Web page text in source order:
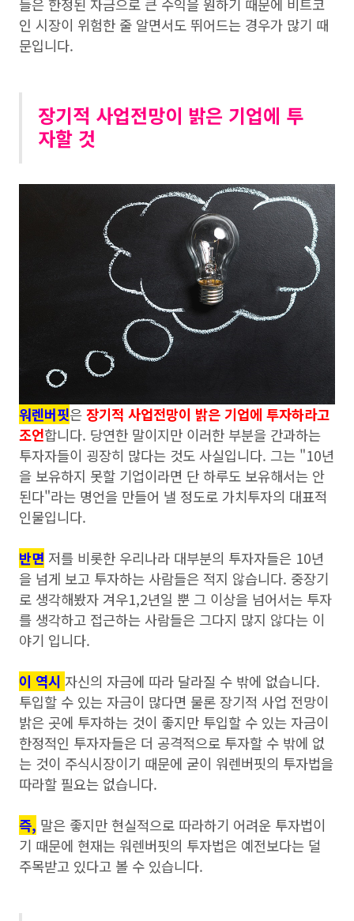
들은 한정된 자금으로 큰 수익을 원하기 때문에 비트코
인 시장이 위험한 줄 알면서도 뛰어드는 경우가 많기 때
문입니다.
장기적 사업전망이 밝은 기업에 투
자할 것
워렌버핏은 장기적 사업전망이 밝은 기업에 투자하라고
조언합니다. 당연한 말이지만 이러한 부분을 간과하는
투자자들이 굉장히 많다는 것도 사실입니다. 그는 "10년
을 보유하지 못할 기업이라면 단 하루도 보유해서는 안
된다"라는 명언을 만들어 낼 정도로 가치투자의 대표적
인물입니다.
반면 저를 비롯한 우리나라 대부분의 투자자들은 10년
을 넘게 보고 투자하는 사람들은 적지 않습니다. 중장기
로 생각해봤자 겨우1,2년일 뿐 그 이상을 넘어서는 투자
를 생각하고 접근하는 사람들은 그다지 많지 않다는 이
야기 입니다.
이 역시 자신의 자금에 따라 달라질 수 밖에 없습니다.
투입할 수 있는 자금이 많다면 물론 장기적 사업 전망이
밝은 곳에 투자하는 것이 좋지만 투입할 수 있는 자금이
한정적인 투자자들은 더 공격적으로 투자할 수 밖에 없
는 것이 주식시장이기 때문에 굳이 워렌버핏의 투자법을
따라할 필요는 없습니다.
즉, 말은 좋지만 현실적으로 따라하기 어려운 투자법이
기 때문에 현재는 워렌버핏의 투자법은 예전보다는 덜
주목받고 있다고 볼 수 있습니다.